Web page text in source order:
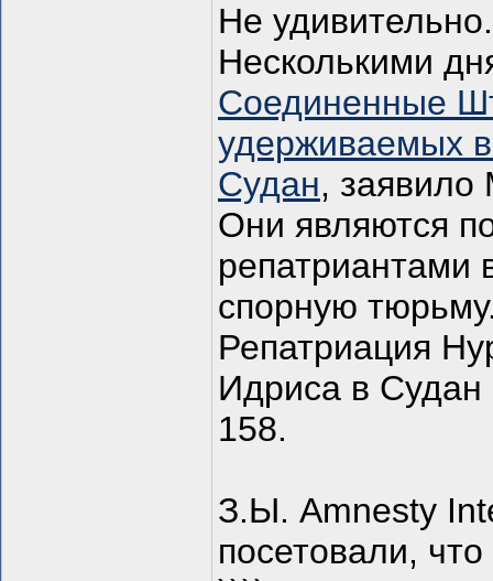
Не удивительно.
Несколькими
Соединенные
удерживаемых
Судан,
Они являются
репатриантами
спорную
Репатриация
Идриса в Судан
158.
З.Ы. Amnesty
посетовали,